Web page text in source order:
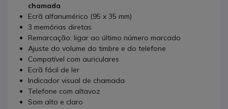
chamada
Ecrã alfanumérico (95 x 35 mm)
3 memórias diretas
Remarcação: ligar ao último número marcado
Ajuste do volume do timbre e do telefone
Compatível com auriculares
Ecrã fácil de ler
Indicador visual de chamada
Telefone com altavoz
Som alto e claro